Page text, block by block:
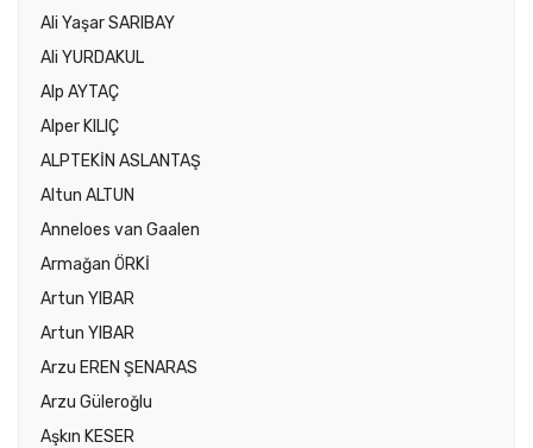
Ali Yaşar SARIBAY
Ali YURDAKUL
Alp AYTAÇ
Alper KILIÇ
ALPTEKİN ASLANTAŞ
Altun ALTUN
Anneloes van Gaalen
Armağan ÖRKİ
Artun YIBAR
Artun YIBAR
Arzu EREN ŞENARAS
Arzu Güleroğlu
Aşkın KESER